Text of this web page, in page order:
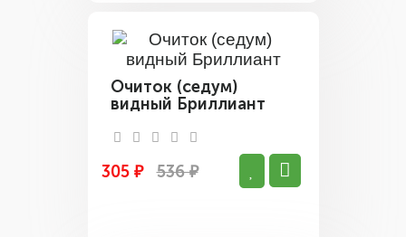
Очиток (седум)
видный Бриллиант
305 ₽ 536 ₽